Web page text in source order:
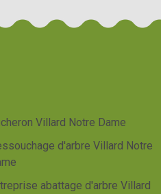
Villard Notre Dame
d'arbre Villard Notre
abattage d'arbre Villard